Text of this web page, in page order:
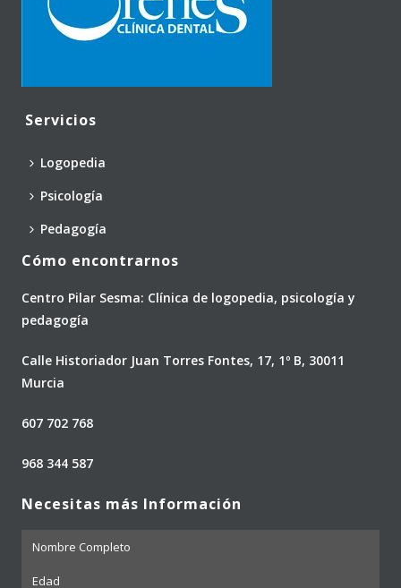
Servicios
Logopedia
Psicología
Pedagogía
Cómo encontrarnos
Centro Pilar Sesma: Clínica de logopedia, psicología y
pedagogía
Calle Historiador Juan Torres Fontes, 17, 1º B, 30011
Murcia
607 702 768
968 344 587
Necesitas más Información